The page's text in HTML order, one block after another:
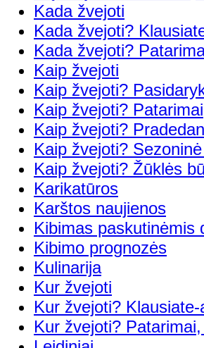
Kada žvejoti
Kada žvejoti?
Kada žvejoti?
Kaip žvejoti
Kaip žvejoti?
Kaip žvejoti?
Kaip žvejoti?
Kaip žvejoti?
Kaip žvejoti? Žūklės
Karikatūros
Karštos naujienos
Kibimas paskutinėmis
Kibimo prognozės
Kulinarija
Kur žvejoti
Kur žvejoti?
Kur žvejoti?